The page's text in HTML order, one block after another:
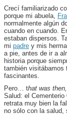
Crecí familiarizado
porque mi abuela,
normalmente algún
cuando en cuando.
estaban dispersos.
mi padre y mis
a pie, antes de ir a
historia porque
también visitábamos
fascinantes.
Pero… that was
Salud: el
retrata muy bien la
no sólo con la salud,